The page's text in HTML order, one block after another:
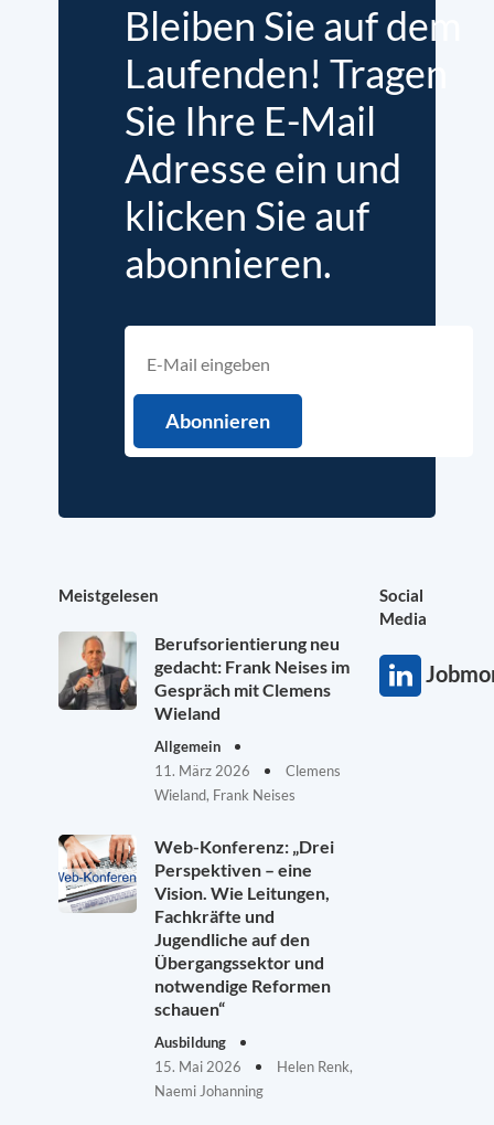
Bleiben Sie auf dem
Laufenden! Tragen
Sie Ihre E-Mail
Adresse ein und
klicken Sie auf
abonnieren.
Meistgelesen
Berufsorientierung neu
gedacht: Frank Neises im
Gespräch mit Clemens
Wieland
Allgemein
11. März 2026
Clemens
Wieland, Frank Neises
Web-Konferenz: „Drei
Perspektiven – eine
Vision. Wie Leitungen,
Fachkräfte und
Jugendliche auf den
Übergangssektor und
notwendige Reformen
schauen“
Ausbildung
15. Mai 2026
Helen Renk,
Naemi Johanning
Social
Media